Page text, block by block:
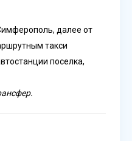
далее от
такси
поселка,